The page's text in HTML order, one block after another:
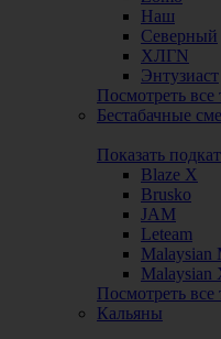
Наш
Северный
ХЛГN
Энтузиаст
Посмотреть все
Бестабачные
Показать
Blaze X
Brusko
JAM
Leteam
Malaysian
Malaysian
Посмотреть все
Кальяны